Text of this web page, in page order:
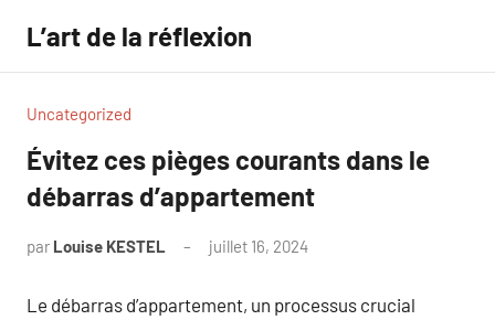
contenu
L’art de la réflexion
Uncategorized
Évitez ces pièges courants dans le
débarras d’appartement
par Louise KESTEL juillet 16, 2024
Le débarras d’appartement, un processus crucial